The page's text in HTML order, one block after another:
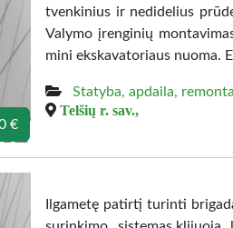
€
tvenkinius ir nedidelius
Valymo įrenginių
mini ekskavatoriaus nuoma.
Statyba, apdaila,
Telšių r. sav.,
Ilgametę patirtį turinti